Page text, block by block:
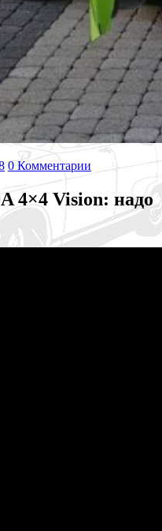
0 Комментарии
4×4 Vision: надо